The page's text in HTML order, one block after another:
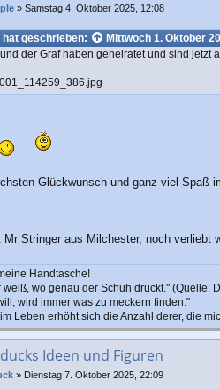
» Samstag 4. Oktober 2025, 12:08
hat geschrieben:
Mittwoch 1. Oktober
der Graf haben geheiratet und sind jetzt
Glückwunsch und ganz viel Spaß
Mr Stringer aus Milchester, noch
Handtasche!
weiß, wo genau der Schuh drückt." (Quelle:
wird immer was zu meckern finden."
Leben erhöht sich die Anzahl derer, die
Ideen und Figuren
» Dienstag 7. Oktober 2025, 22:09